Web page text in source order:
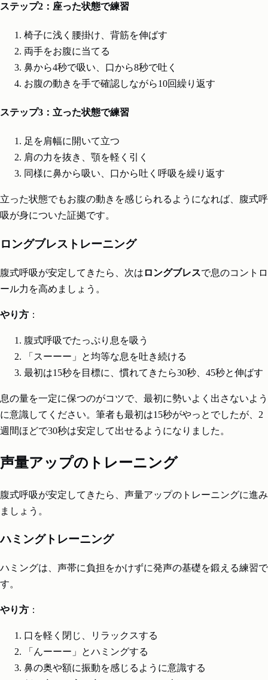
ステップ2：座った状態で練習
椅子に浅く腰掛け、背筋を伸ばす
両手をお腹に当てる
鼻から4秒で吸い、口から8秒で吐く
お腹の動きを手で確認しながら10回繰り返す
ステップ3：立った状態で練習
足を肩幅に開いて立つ
肩の力を抜き、顎を軽く引く
同様に鼻から吸い、口から吐く呼吸を繰り返す
立った状態でもお腹の動きを感じられるようになれば、腹式呼
吸が身についた証拠です。
ロングブレストレーニング
腹式呼吸が安定してきたら、次は ロングブレスで息のコントロ
ール力を高めましょう。
やり方 ：
腹式呼吸でたっぷり息を吸う
「スーーー」と均等な息を吐き続ける
最初は15秒を目標に、慣れてきたら30秒、45秒と伸ばす
息の量を一定に保つのがコツで、最初に勢いよく出さないよう
に意識してください。筆者も最初は15秒がやっとでしたが、2
週間ほどで30秒は安定して出せるようになりました。
声量アップのトレーニング
腹式呼吸が安定してきたら、声量アップのトレーニングに進み
ましょう。
ハミングトレーニング
ハミングは、声帯に負担をかけずに発声の基礎を鍛える練習で
す。
やり方 ：
口を軽く閉じ、リラックスする
「んーーー」とハミングする
鼻の奥や額に振動を感じるように意識する